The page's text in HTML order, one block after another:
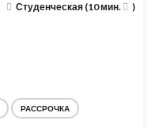
Студенческая (10 мин. )
РАССРОЧКА